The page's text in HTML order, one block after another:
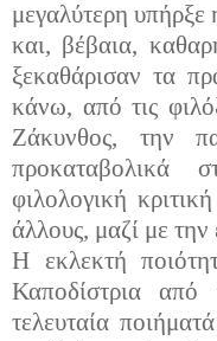
μεγαλύτερη
και, βέβαια,
ξεκαθάρισαν τα
κάνω, από τις
Ζάκυνθος, την
προκαταβολικά
φιλολογική
άλλους, μαζί με
Η εκλεκτή
Καποδίστρια
τελευταία